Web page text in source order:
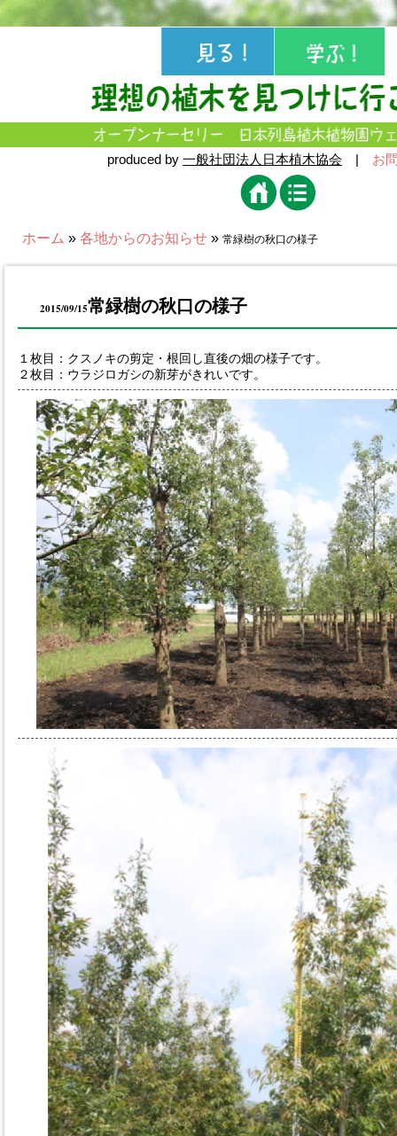
produced by 一般社団法人日本植木協会 | お
ホーム » 各地からのお知らせ » 常緑樹の秋口の様子
2015/09/15常緑樹の秋口の様子
１枚目：クスノキの剪定・根回し直後の畑の様子です。
２枚目：ウラジロガシの新芽がきれいです。